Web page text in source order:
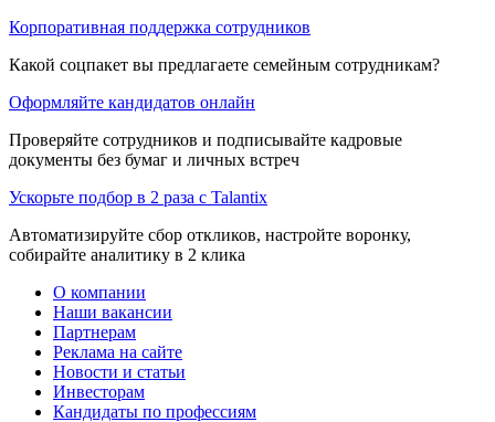
Корпоративная поддержка сотрудников
Какой соцпакет вы предлагаете семейным сотрудникам?
Оформляйте кандидатов онлайн
Проверяйте сотрудников и подписывайте кадровые
документы без бумаг и личных встреч
Ускорьте подбор в 2 раза с Talantix
Автоматизируйте сбор откликов, настройте воронку,
собирайте аналитику в 2 клика
О компании
Наши вакансии
Партнерам
Реклама на сайте
Новости и статьи
Инвесторам
Кандидаты по профессиям